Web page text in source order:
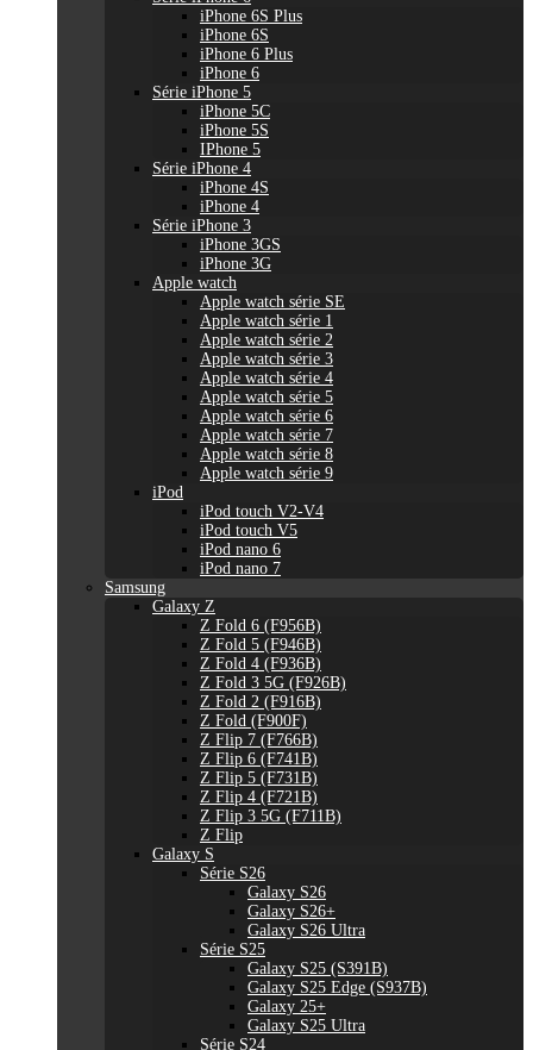
iPhone 6S Plus
iPhone 6S
iPhone 6 Plus
iPhone 6
Série iPhone 5
iPhone 5C
iPhone 5S
IPhone 5
Série iPhone 4
iPhone 4S
iPhone 4
Série iPhone 3
iPhone 3GS
iPhone 3G
Apple watch
Apple watch série SE
Apple watch série 1
Apple watch série 2
Apple watch série 3
Apple watch série 4
Apple watch série 5
Apple watch série 6
Apple watch série 7
Apple watch série 8
Apple watch série 9
iPod
iPod touch V2-V4
iPod touch V5
iPod nano 6
iPod nano 7
Samsung
Galaxy Z
Z Fold 6 (F956B)
Z Fold 5 (F946B)
Z Fold 4 (F936B)
Z Fold 3 5G (F926B)
Z Fold 2 (F916B)
Z Fold (F900F)
Z Flip 7 (F766B)
Z Flip 6 (F741B)
Z Flip 5 (F731B)
Z Flip 4 (F721B)
Z Flip 3 5G (F711B)
Z Flip
Galaxy S
Série S26
Galaxy S26
Galaxy S26+
Galaxy S26 Ultra
Série S25
Galaxy S25 (S391B)
Galaxy S25 Edge (S937B)
Galaxy 25+
Galaxy S25 Ultra
Série S24